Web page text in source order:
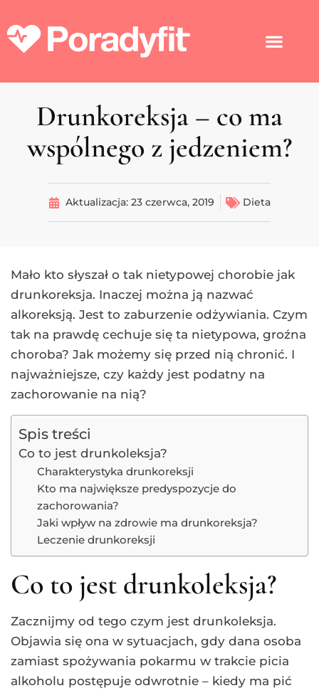
Drunkoreksja – co ma
wspólnego z jedzeniem?
Aktualizacja: 23 czerwca, 2019 Dieta
Mało kto słyszał o tak nietypowej chorobie jak
drunkoreksja. Inaczej można ją nazwać
alkoreksją. Jest to zaburzenie odżywiania. Czym
tak na prawdę cechuje się ta nietypowa, groźna
choroba? Jak możemy się przed nią chronić. I
najważniejsze, czy każdy jest podatny na
zachorowanie na nią?
Spis treści
Co to jest drunkoleksja?
Charakterystyka drunkoreksji
Kto ma największe predyspozycje do
zachorowania?
Jaki wpływ na zdrowie ma drunkoreksja?
Leczenie drunkoreksji
Co to jest drunkoleksja?
Zacznijmy od tego czym jest drunkoleksja.
Objawia się ona w sytuacjach, gdy dana osoba
zamiast spożywania pokarmu w trakcie picia
alkoholu postępuje odwrotnie – kiedy ma pić